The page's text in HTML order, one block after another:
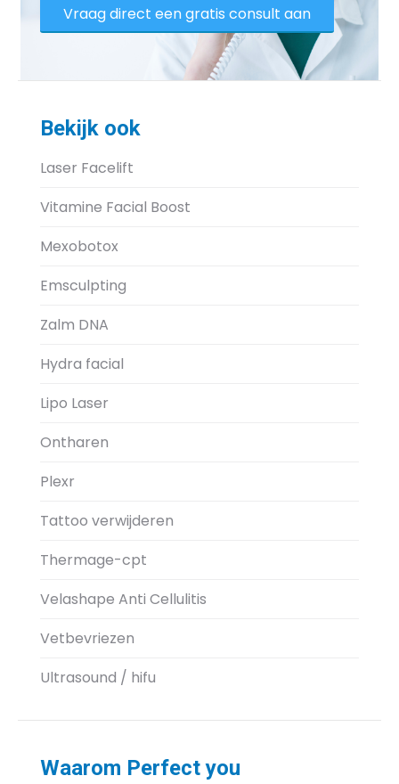
Vraag direct een gratis consult aan
Bekijk ook
Laser Facelift
Vitamine Facial Boost
Mexobotox
Emsculpting
Zalm DNA
Hydra facial
Lipo Laser
Ontharen
Plexr
Tattoo verwijderen
Thermage-cpt
Velashape Anti Cellulitis
Vetbevriezen
Ultrasound / hifu
Waarom Perfect you